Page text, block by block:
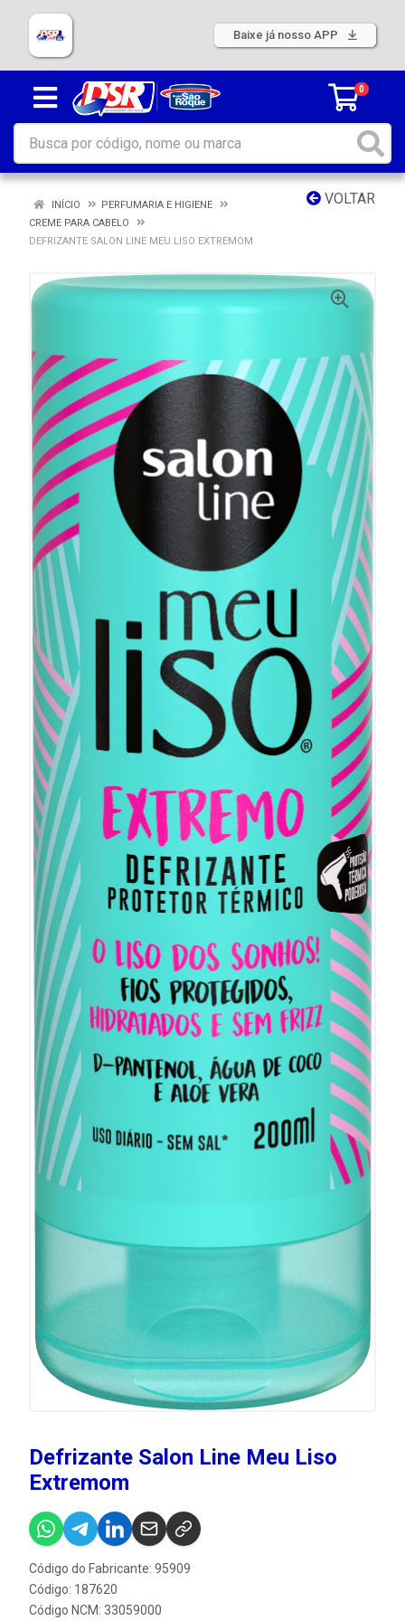
Baixe já nosso APP
0
VOLTAR
INÍCIO
PERFUMARIA E HIGIENE
CREME PARA CABELO
DEFRIZANTE SALON LINE MEU LISO EXTREMOM
Defrizante Salon Line Meu Liso
Extremom
Código do Fabricante: 95909
Código: 187620
Código NCM: 33059000